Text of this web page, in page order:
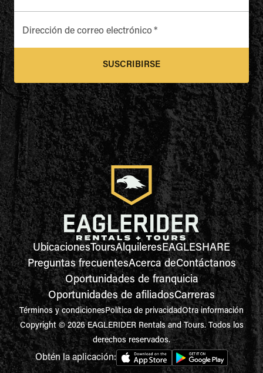
Dirección de correo electrónico*
SUSCRIBIRSE
UbicacionesToursAlquileresEAGLESHARE
Preguntas frecuentesAcerca deContáctanos
Oportunidades de franquicia
Oportunidades de afiliadosCarreras
Términos y condicionesPolítica de privacidadOtra información
Copyright © 2026 EAGLERIDER Rentals and Tours. Todos los
derechos reservados.
Obtén la aplicación: